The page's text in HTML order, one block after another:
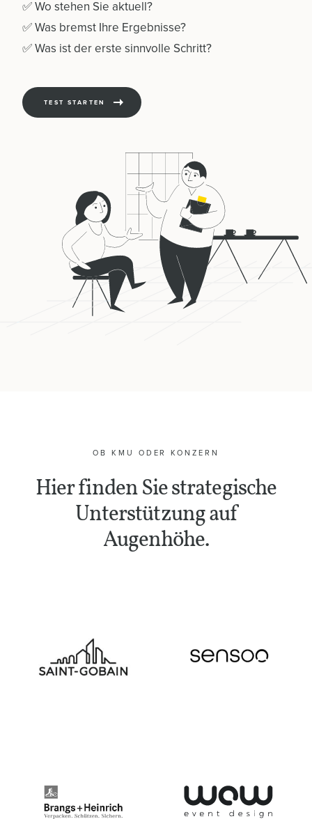
Leistungen
Kontakt
info@taqtiq.net
✅ Wo stehen Sie aktuell?
✅ Was bremst Ihre Ergebnisse?
✅ Was ist der erste sinnvolle Schritt?
TEST STARTEN
OB KMU ODER KONZERN
Hier finden Sie strategische
Unterstützung auf
Augenhöhe.